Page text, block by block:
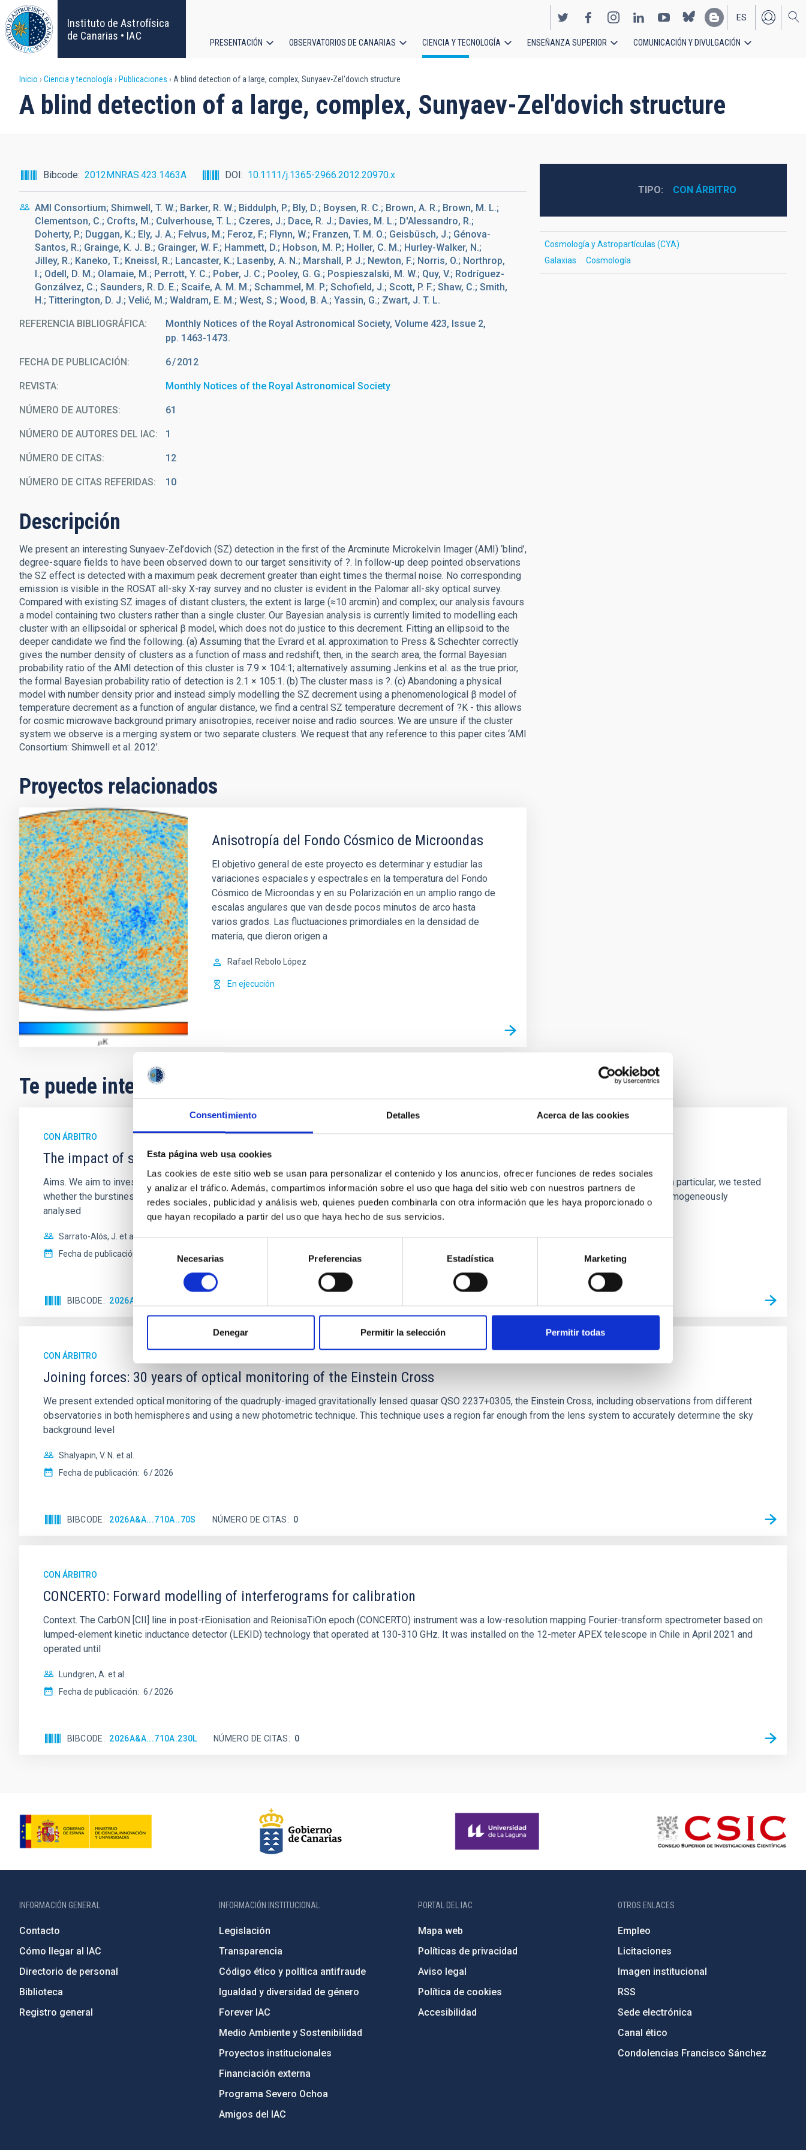
Consentimiento Detalles Acerca de las cookies
Esta página web usa cookies
Las cookies de este sitio web se usan para personalizar el contenido y los anuncios, ofrecer funciones de redes sociales
y analizar el tráfico. Además, compartimos información sobre el uso que haga del sitio web con nuestros partners de
redes sociales, publicidad y análisis web, quienes pueden combinarla con otra información que les haya proporcionado o
que hayan recopilado a partir del uso que haya hecho de sus servicios.
de
consentimiento
Necesarias Preferencias Estadística Marketing
Denegar Permitir la selección Permitir todas
Pasar
al
contenido
principal
Instituto de Astrofísica
de Canarias • IAC
EN
ES
principal
PRESENTACIÓN OBSERVATORIOS DE CANARIAS CIENCIA Y TECNOLOGÍA ENSEÑANZA SUPERIOR COMUNICACIÓN Y DIVULGACIÓN
Sobrescribir
enlaces
ayuda
a
navegación
Inicio Ciencia y tecnología Publicaciones A blind detection of a large, complex, Sunyaev-Zel'dovich structure
A blind detection of a large, complex, Sunyaev-Zel'dovich structure
Bibcode 2012MNRAS.423.1463A DOI 10.1111/j.1365-2966.2012.20970.x
AMI Consortium; Shimwell, T. W.; Barker, R. W.; Biddulph, P.; Bly, D.; Boysen, R. C.; Brown, A. R.; Brown, M. L.;
Clementson, C.; Crofts, M.; Culverhouse, T. L.; Czeres, J.; Dace, R. J.; Davies, M. L.; D'Alessandro, R.;
Doherty, P.; Duggan, K.; Ely, J. A.; Felvus, M.; Feroz, F.; Flynn, W.; Franzen, T. M. O.; Geisbüsch, J.; Génova-
Santos, R.; Grainge, K. J. B.; Grainger, W. F.; Hammett, D.; Hobson, M. P.; Holler, C. M.; Hurley-Walker, N.;
Jilley, R.; Kaneko, T.; Kneissl, R.; Lancaster, K.; Lasenby, A. N.; Marshall, P. J.; Newton, F.; Norris, O.; Northrop,
I.; Odell, D. M.; Olamaie, M.; Perrott, Y. C.; Pober, J. C.; Pooley, G. G.; Pospieszalski, M. W.; Quy, V.; Rodríguez-
Gonzálvez, C.; Saunders, R. D. E.; Scaife, A. M. M.; Schammel, M. P.; Schofield, J.; Scott, P. F.; Shaw, C.; Smith,
H.; Titterington, D. J.; Velić, M.; Waldram, E. M.; West, S.; Wood, B. A.; Yassin, G.; Zwart, J. T. L.
REFERENCIA BIBLIOGRÁFICA
Monthly Notices of the Royal Astronomical Society, Volume 423, Issue 2,
pp. 1463-1473.
FECHA DE PUBLICACIÓN: 6 2012
REVISTA Monthly Notices of the Royal Astronomical Society
NÚMERO DE AUTORES 61
NÚMERO DE AUTORES DEL IAC 1
NÚMERO DE CITAS 12
NÚMERO DE CITAS REFERIDAS 10
Descripción
We present an interesting Sunyaev-Zel’dovich (SZ) detection in the first of the Arcminute Microkelvin Imager (AMI) ‘blind’,
degree-square fields to have been observed down to our target sensitivity of ?. In follow-up deep pointed observations
the SZ effect is detected with a maximum peak decrement greater than eight times the thermal noise. No corresponding
emission is visible in the ROSAT all-sky X-ray survey and no cluster is evident in the Palomar all-sky optical survey.
Compared with existing SZ images of distant clusters, the extent is large (≈10 arcmin) and complex; our analysis favours
a model containing two clusters rather than a single cluster. Our Bayesian analysis is currently limited to modelling each
cluster with an ellipsoidal or spherical β model, which does not do justice to this decrement. Fitting an ellipsoid to the
deeper candidate we find the following. (a) Assuming that the Evrard et al. approximation to Press & Schechter correctly
gives the number density of clusters as a function of mass and redshift, then, in the search area, the formal Bayesian
probability ratio of the AMI detection of this cluster is 7.9 × 104:1; alternatively assuming Jenkins et al. as the true prior,
the formal Bayesian probability ratio of detection is 2.1 × 105:1. (b) The cluster mass is ?. (c) Abandoning a physical
model with number density prior and instead simply modelling the SZ decrement using a phenomenological β model of
temperature decrement as a function of angular distance, we find a central SZ temperature decrement of ?K - this allows
for cosmic microwave background primary anisotropies, receiver noise and radio sources. We are unsure if the cluster
system we observe is a merging system or two separate clusters. We request that any reference to this paper cites ‘AMI
Consortium: Shimwell et al. 2012’.
Proyectos relacionados
Anisotropía del Fondo Cósmico de Microondas
El objetivo general de este proyecto es determinar y estudiar las
variaciones espaciales y espectrales en la temperatura del Fondo
Cósmico de Microondas y en su Polarización en un amplio rango de
escalas angulares que van desde pocos minutos de arco hasta
varios grados. Las fluctuaciones primordiales en la densidad de
materia, que dieron origen a
Rafael Rebolo López
En ejecución
TIPO CON ÁRBITRO
Cosmología y Astropartículas (CYA)
Galaxias
Cosmología
Te puede interesar
CON ÁRBITRO
The impact of star formation histories on the inner dark matter density slopes of galaxies
Aims. We aim to investigate the connection between star formation histories (SFHs) and the inner dark matter density profiles of simulated galaxies. In particular, we tested
whether the burstiness and temporal distribution of star formation influence the formation of cored versus cuspy dark matter profiles. Methods. We homogeneously
analysed
Sarrato-Alós, J. et al.
Fecha de publicación:
BIBCODE 2026A&A...710A..95S
CON ÁRBITRO
Joining forces: 30 years of optical monitoring of the Einstein Cross
We present extended optical monitoring of the quadruply-imaged gravitationally lensed quasar QSO 2237+0305, the Einstein Cross, including observations from different
observatories in both hemispheres and using a new photometric technique. This technique uses a region far enough from the lens system to accurately determine the sky
background level
Shalyapin, V. N. et al.
Fecha de publicación: 6 2026
BIBCODE 2026A&A...710A..70S NÚMERO DE CITAS 0
CON ÁRBITRO
CONCERTO: Forward modelling of interferograms for calibration
Context. The CarbON [CII] line in post-rEionisation and ReionisaTiOn epoch (CONCERTO) instrument was a low-resolution mapping Fourier-transform spectrometer based on
lumped-element kinetic inductance detector (LEKID) technology that operated at 130-310 GHz. It was installed on the 12-meter APEX telescope in Chile in April 2021 and
operated until
Lundgren, A. et al.
Fecha de publicación: 6 2026
BIBCODE 2026A&A...710A.230L NÚMERO DE CITAS 0
INFORMACIÓN GENERAL
Contacto
Cómo llegar al IAC
Directorio de personal
Biblioteca
Registro general
INFORMACIÓN INSTITUCIONAL
Legislación
Transparencia
Código ético y política antifraude
Igualdad y diversidad de género
Forever IAC
Medio Ambiente y Sostenibilidad
Proyectos institucionales
Financiación externa
Programa Severo Ochoa
Amigos del IAC
PORTAL DEL IAC
Mapa web
Políticas de privacidad
Aviso legal
Política de cookies
Accesibilidad
OTROS ENLACES
Empleo
Licitaciones
Imagen institucional
RSS
Sede electrónica
Canal ético
Condolencias Francisco Sánchez